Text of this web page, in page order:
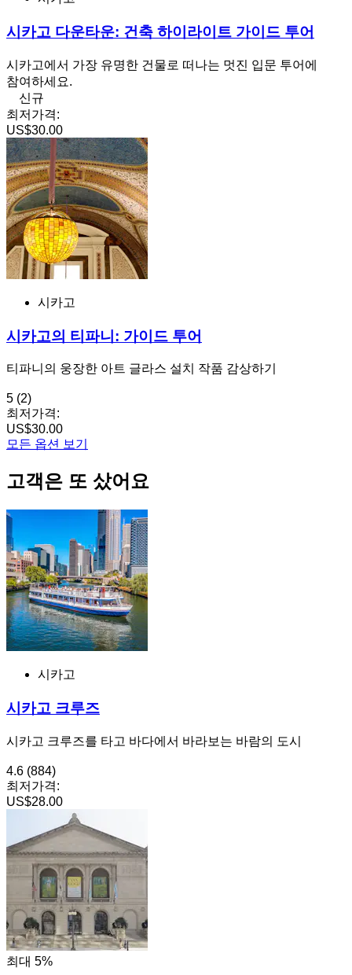
시카고 다운타운: 건축 하이라이트 가이드 투어
시카고에서 가장 유명한 건물로 떠나는 멋진 입문 투어에
참여하세요.
신규
최저가격:
US$30.00
시카고
시카고의 티파니: 가이드 투어
티파니의 웅장한 아트 글라스 설치 작품 감상하기
5 (2)
최저가격:
US$30.00
모든 옵션 보기
고객은 또 샀어요
시카고
시카고 크루즈
시카고 크루즈를 타고 바다에서 바라보는 바람의 도시
4.6 (884)
최저가격:
US$28.00
최대 5%